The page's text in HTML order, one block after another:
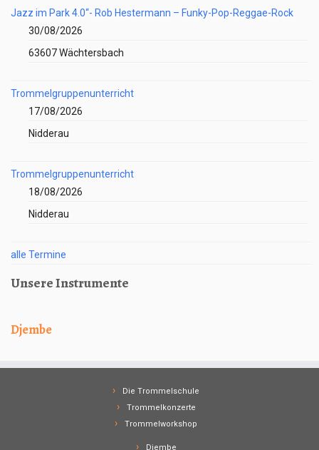
Jazz im Park 4.0“- Rob Hestermann – Funky-Pop-Reggae-Rock
30/08/2026
63607 Wächtersbach
Trommelgruppenunterricht
17/08/2026
Nidderau
Trommelgruppenunterricht
18/08/2026
Nidderau
alle Termine
Unsere Instrumente
Djembe
Die Trommelschule
Trommelkonzerte
Trommelworkshop
Djembe